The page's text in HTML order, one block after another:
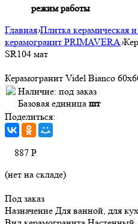
режим работы
Главная›Плитка керамическая
керамогранит PRIMAVERA›
SR104 мат
Керамогранит Videl Bianco
Наличие: под заказ
Базовая единица шт
Поделиться:
887 Р
(нет на складе)
Под заказ
Назначение Для ванной, для